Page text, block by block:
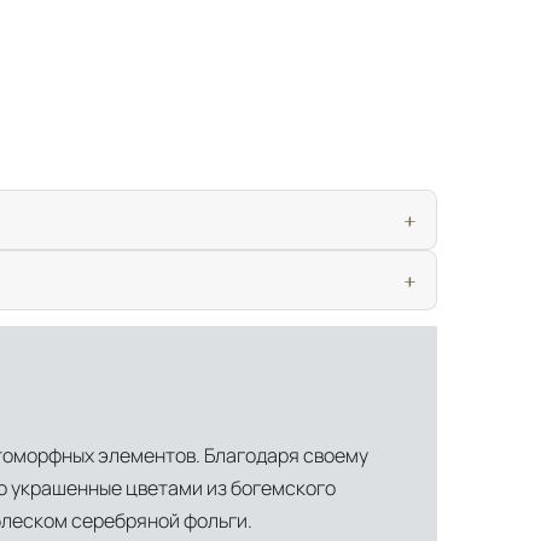
элементов. Благодаря своему
украшенные цветами из богемского
серебряной фольги.